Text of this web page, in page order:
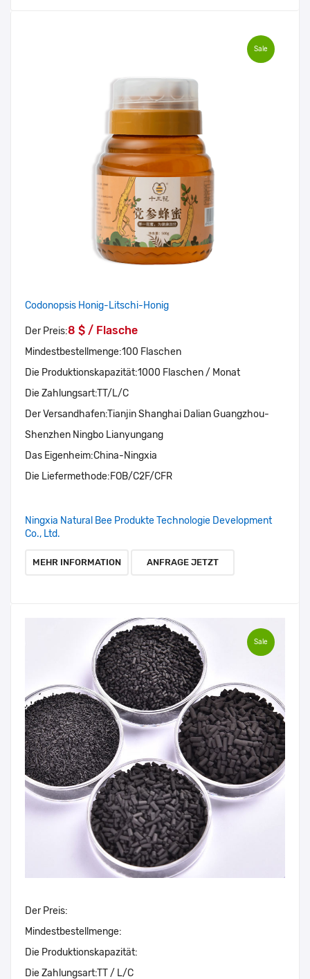
Sale
Codonopsis Honig-Litschi-Honig
Der Preis:8 $ / Flasche
Mindestbestellmenge:100 Flaschen
Die Produktionskapazität:1000 Flaschen / Monat
Die Zahlungsart:TT/L/C
Der Versandhafen:Tianjin Shanghai Dalian Guangzhou-
Shenzhen Ningbo Lianyungang
Das Eigenheim:China-Ningxia
Die Liefermethode:FOB/C2F/CFR
Ningxia Natural Bee Produkte Technologie Development
Co., Ltd.
MEHR INFORMATION ANFRAGE JETZT
Sale
Der Preis:
Mindestbestellmenge:
Die Produktionskapazität:
Die Zahlungsart:TT / L/C